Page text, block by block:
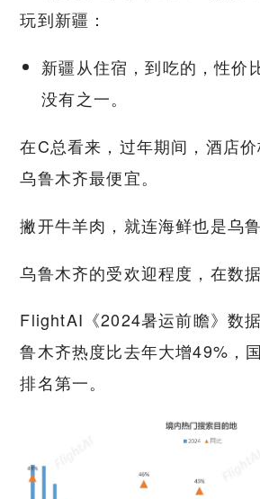
玩到新疆：
新疆从住宿，到吃的，性价
没有之一。
在C总看来，过年期间，酒店价
乌鲁木齐最便宜。
撇开牛羊肉，就连海鲜也是乌
乌鲁木齐的受欢迎程度，在数
FlightAI《2024暑运前瞻》数
鲁木齐热度比去年大增49%，
排名第一。